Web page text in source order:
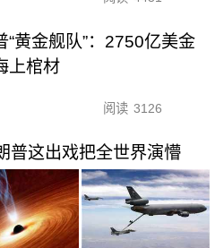
“黄金舰队”：2750亿美金
上棺材
阅读 3126
普这出戏把全世界演懵